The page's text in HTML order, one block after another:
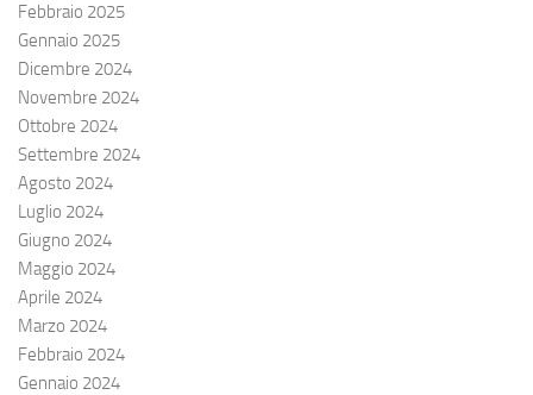
Febbraio 2025
Gennaio 2025
Dicembre 2024
Novembre 2024
Ottobre 2024
Settembre 2024
Agosto 2024
Luglio 2024
Giugno 2024
Maggio 2024
Aprile 2024
Marzo 2024
Febbraio 2024
Gennaio 2024